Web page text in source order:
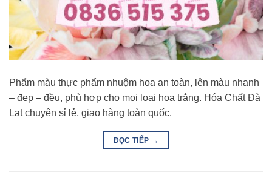
Phẩm màu thực phẩm nhuộm hoa an toàn, lên màu nhanh
– đẹp – đều, phù hợp cho mọi loại hoa trắng. Hóa Chất Đà
Lạt chuyên sỉ lẻ, giao hàng toàn quốc.
ĐỌC TIẾP →